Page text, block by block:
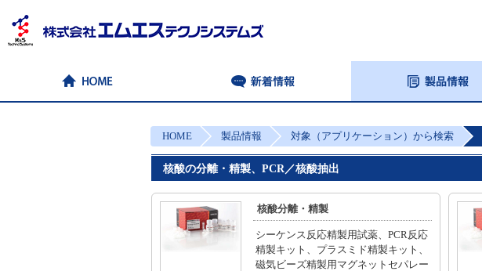
HOME 製品情報 対象（アプリケーション）から検索
核酸の分離・精製、PCR／核酸抽出
核酸分離・精製
シーケンス反応精製用試薬、PCR反応
精製キット、プラスミド精製キット、
磁気ビーズ精製用マグネットセパレー